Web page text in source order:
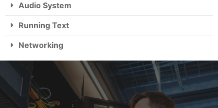
Audio System
Running Text
Networking